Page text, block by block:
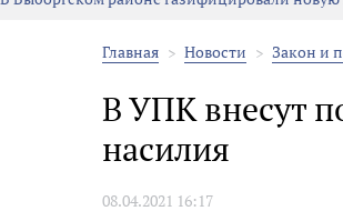
Главная Новости Закон и
В УПК внесут
насилия
08.04.2021 16:17